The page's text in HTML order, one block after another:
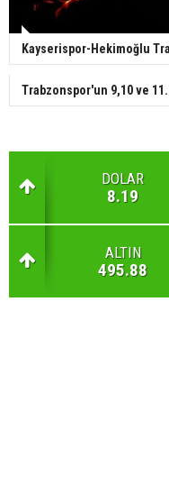
Kayserispor-Hekimoğlu
Trabzonspor'un 9,10 ve
DOLAR
8.19
ALTIN
495.88